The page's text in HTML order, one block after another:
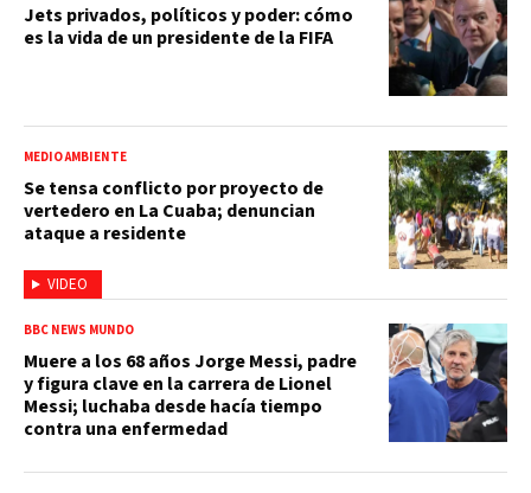
Jets privados, políticos y poder: cómo
es la vida de un presidente de la FIFA
VIDEO
MEDIO AMBIENTE
Se tensa conflicto por proyecto de
vertedero en La Cuaba; denuncian
ataque a residente
BBC NEWS MUNDO
Muere a los 68 años Jorge Messi, padre
y figura clave en la carrera de Lionel
Messi; luchaba desde hacía tiempo
contra una enfermedad